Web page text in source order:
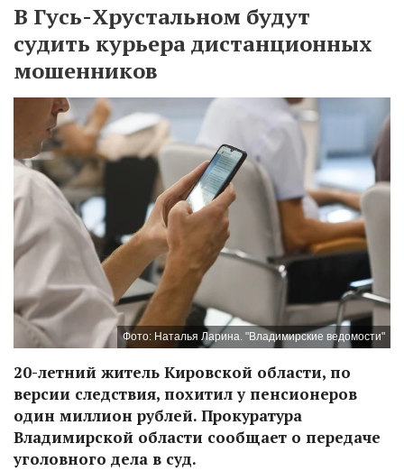
В Гусь-Хрустальном будут
судить курьера дистанционных
мошенников
Фото: Наталья Ларина. "Владимирские ведомости"
20-летний житель Кировской области, по
версии следствия, похитил у пенсионеров
один миллион рублей. Прокуратура
Владимирской области сообщает о передаче
уголовного дела в суд.